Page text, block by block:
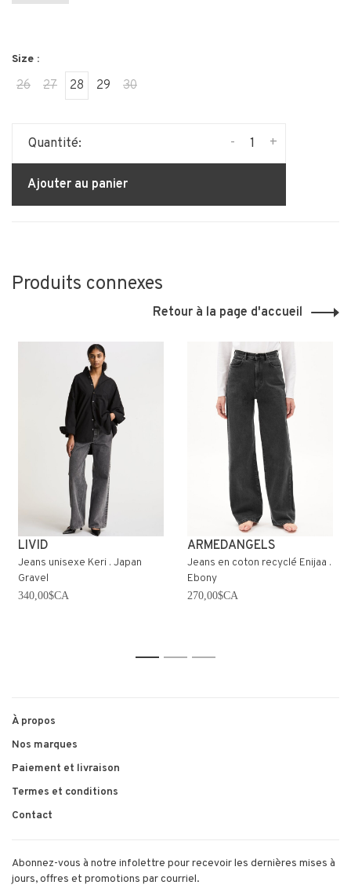
Size :
26 27 28 29 30
Quantité: +
-
Ajouter au panier
Produits connexes
Retour à la page d'accueil
LIVID
Jeans unisexe Keri . Japan
Gravel
340,00$CA
ARMEDANGELS
Jeans en coton recyclé Enijaa .
Ebony
270,00$CA
1 2 3
À propos
Nos marques
Paiement et livraison
Termes et conditions
Contact
Abonnez-vous à notre infolettre pour recevoir les dernières mises à
jours, offres et promotions par courriel.